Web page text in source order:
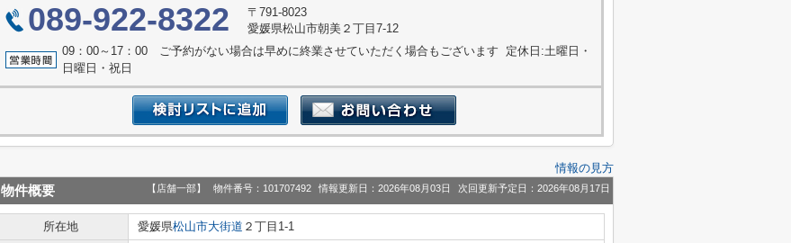
089-922-8322
〒791-8023
愛媛県松山市朝美２丁目7-12
09：00～17：00 ご予約がない場合は早めに終業させていただく場合もございます 定休日:土曜日・
日曜日・祝日
情報の見方
物件概要 【店舗一部】 物件番号：101707492 情報更新日：2026年08月03日 次回更新予定日：2026年08月17日
所在地 愛媛県松山市大街道 ２丁目1-1